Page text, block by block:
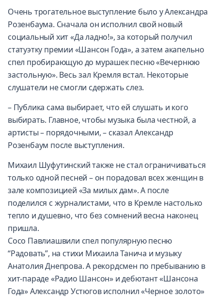
Очень трогательное выступление было у Александра
Розенбаума. Сначала он исполнил свой новый
социальный хит «Да ладно!», за который получил
статуэтку премии «Шансон Года», а затем акапельно
спел пробирающую до мурашек песню «Вечернюю
застольную». Весь зал Кремля встал. Некоторые
слушатели не смогли сдержать слез.
– Публика сама выбирает, что ей слушать и кого
выбирать. Главное, чтобы музыка была честной, а
артисты – порядочными, – сказал Александр
Розенбаум после выступления.
Михаил Шуфутинский также не стал ограничиваться
только одной песней – он порадовал всех женщин в
зале композицией «За милых дам». А после
поделился с журналистами, что в Кремле настолько
тепло и душевно, что без сомнений весна наконец
пришла.
Сосо Павлиашвили спел популярную песню
“Радовать”, на стихи Михаила Танича и музыку
Анатолия Днепрова. А рекордсмен по пребыванию в
хит-параде «Радио Шансон» и дебютант «Шансона
Года» Александр Устюгов исполнил «Черное золото»